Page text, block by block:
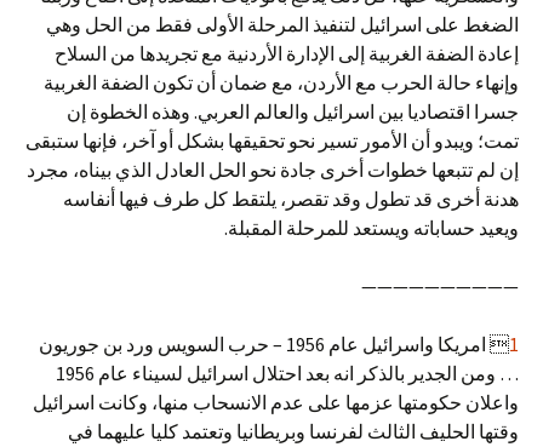
الضغط على اسرائيل لتنفيذ المرحلة الأولى فقط من الحل وهي
إعادة الضفة الغربية إلى الإدارة الأردنية مع تجريدها من السلاح
وإنهاء حالة الحرب مع الأردن، مع ضمان أن تكون الضفة الغربية
جسرا اقتصاديا بين اسرائيل والعالم العربي. وهذه الخطوة إن
تمت؛ ويبدو أن الأمور تسير نحو تحقيقها بشكل أو آخر، فإنها ستبقى
إن لم تتبعها خطوات أخرى جادة نحو الحل العادل الذي بيناه، مجرد
هدنة أخرى قد تطول وقد تقصر، يلتقط كل طرف فيها أنفاسه
ويعيد حساباته ويستعد للمرحلة المقبلة.
——————————
1
 امريكا واسرائيل عام 1956 – حرب السويس ورد بن جوريون
… ومن الجدير بالذكر انه بعد احتلال اسرائيل لسيناء عام 1956
واعلان حكومتها عزمها على عدم الانسحاب منها، وكانت اسرائيل
وقتها الحليف الثالث لفرنسا وبريطانيا وتعتمد كليا عليهما في